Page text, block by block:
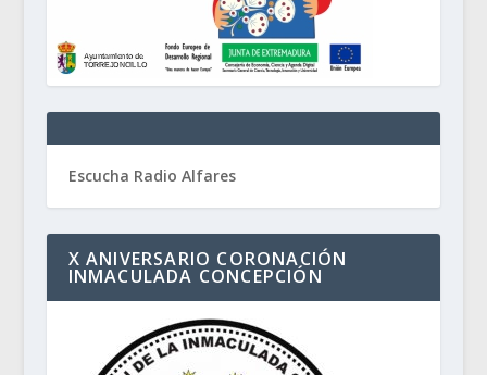
Escucha Radio Alfares
X ANIVERSARIO CORONACIÓN
INMACULADA CONCEPCIÓN